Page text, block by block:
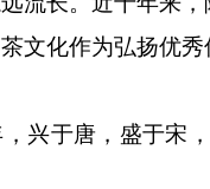
文化作为弘扬优
兴于唐，盛于宋